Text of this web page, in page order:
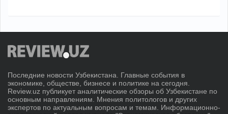
Последние новости Узбекистана. Главные события в
экономике, обществе, бизнесе и политике на сегодня.
Review.uz публикует аналитические обзоры об Узбекистане по
основным направлениям. Мнения политологов и других
экспертов по актуальным вопросам и темам. Информационно-